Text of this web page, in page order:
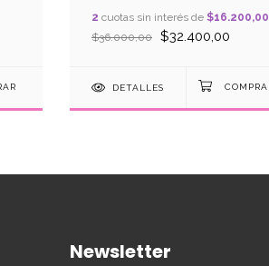
2 cuotas sin interés de $16.200,00
$36.000,00
$32.400,00
DETALLES
Newsletter